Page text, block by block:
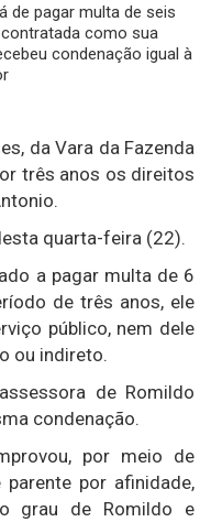
de pagar multa de seis
como sua
condenação igual à
da Vara da Fazenda
três anos os direitos
quarta-feira (22).
a pagar multa de 6
de três anos, ele
público, nem dele
ou indireto.
de Romildo
condenação.
por meio de
por afinidade,
grau de Romildo e